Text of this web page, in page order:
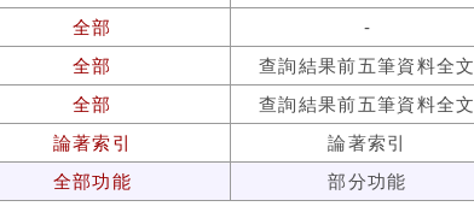
全部
-
全部
查詢結果前五筆資料全文
全部
查詢結果前五筆資料全文
論著索引
論著索引
全部功能 部分功能